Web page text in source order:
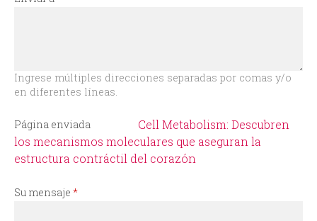
d
b
Ingrese múltiples direcciones separadas por comas y/o
en diferentes líneas.
Página enviada
Cell Metabolism: Descubren
los mecanismos moleculares que aseguran la
estructura contráctil del corazón
Su mensaje *